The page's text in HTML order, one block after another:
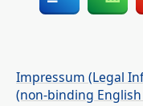
Impressum (Legal
(non-binding